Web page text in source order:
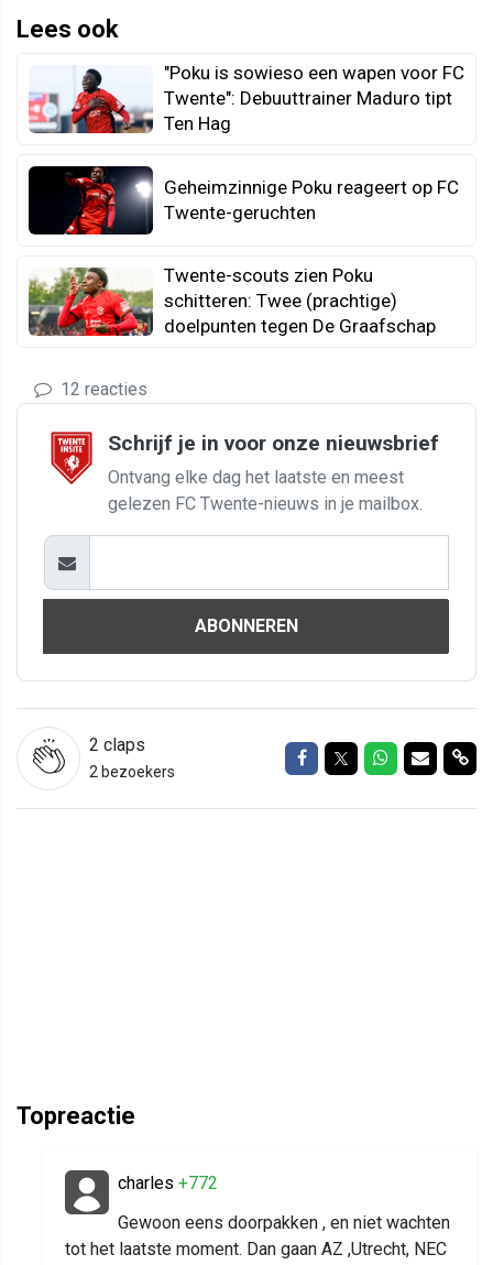
Lees ook
"Poku is sowieso een wapen voor FC
Twente": Debuuttrainer Maduro tipt
Ten Hag
Geheimzinnige Poku reageert op FC
Twente-geruchten
Twente-scouts zien Poku
schitteren: Twee (prachtige)
doelpunten tegen De Graafschap
12 reacties
Schrijf je in voor onze nieuwsbrief
Ontvang elke dag het laatste en meest
gelezen FC Twente-nieuws in je mailbox.
ABONNEREN
2 claps
2 bezoekers
Delen op Facebook
Delen op Twitter
Delen op
Delen
Topreactie
charles +772
Gewoon eens doorpakken , en niet wachten
tot het laatste moment. Dan gaan AZ ,Utrecht, NEC